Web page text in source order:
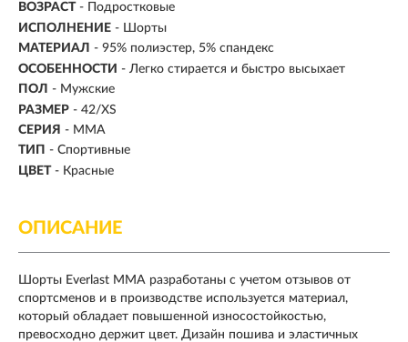
ВОЗРАСТ - Подростковые
ИСПОЛНЕНИЕ - Шорты
МАТЕРИАЛ - 95% полиэстер, 5% спандекс
ОСОБЕННОСТИ - Легко стирается и быстро высыхает
ПОЛ - Мужские
РАЗМЕР - 42/XS
СЕРИЯ - MMA
ТИП - Спортивные
ЦВЕТ - Красные
ОПИСАНИЕ
Шорты Everlast MMA разработаны с учетом отзывов от
спортсменов и в производстве используется материал,
который обладает повышенной износостойкостью,
превосходно держит цвет. Дизайн пошива и эластичных